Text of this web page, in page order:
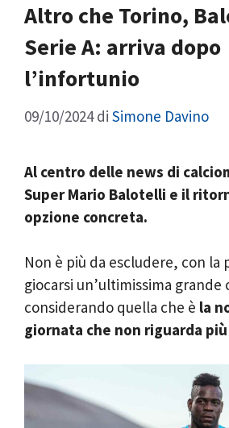
Altro che Torino,
Serie A: arriva dopo
l’infortunio
09/10/2024 di Simone Davino
Al centro delle news di
Super Mario Balotelli e il
opzione concreta.
Non è più da escludere, con la
giocarsi un’ultimissima grande
considerando quella che è la
giornata che non riguarda